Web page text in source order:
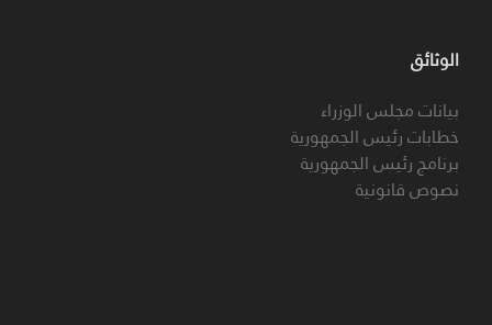
الوثائق
بيانات مجلس الوزراء
خطابات رئيس الجمهورية
برنامج رئيس الجمهورية
نصوص قانونية